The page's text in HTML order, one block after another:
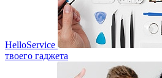
HelloService
твоего гаджета